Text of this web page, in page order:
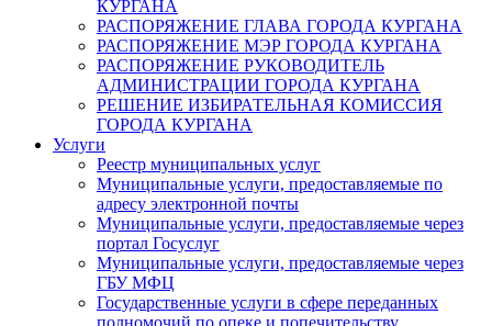
КУРГАНА
РАСПОРЯЖЕНИЕ ГЛАВА ГОРОДА КУРГАНА
РАСПОРЯЖЕНИЕ МЭР ГОРОДА КУРГАНА
РАСПОРЯЖЕНИЕ РУКОВОДИТЕЛЬ
АДМИНИСТРАЦИИ ГОРОДА КУРГАНА
РЕШЕНИЕ ИЗБИРАТЕЛЬНАЯ КОМИССИЯ
ГОРОДА КУРГАНА
Услуги
Реестр муниципальных услуг
Муниципальные услуги, предоставляемые по
адресу электронной почты
Муниципальные услуги, предоставляемые через
портал Госуслуг
Муниципальные услуги, предоставляемые через
ГБУ МФЦ
Государственные услуги в сфере переданных
полномочий по опеке и попечительству